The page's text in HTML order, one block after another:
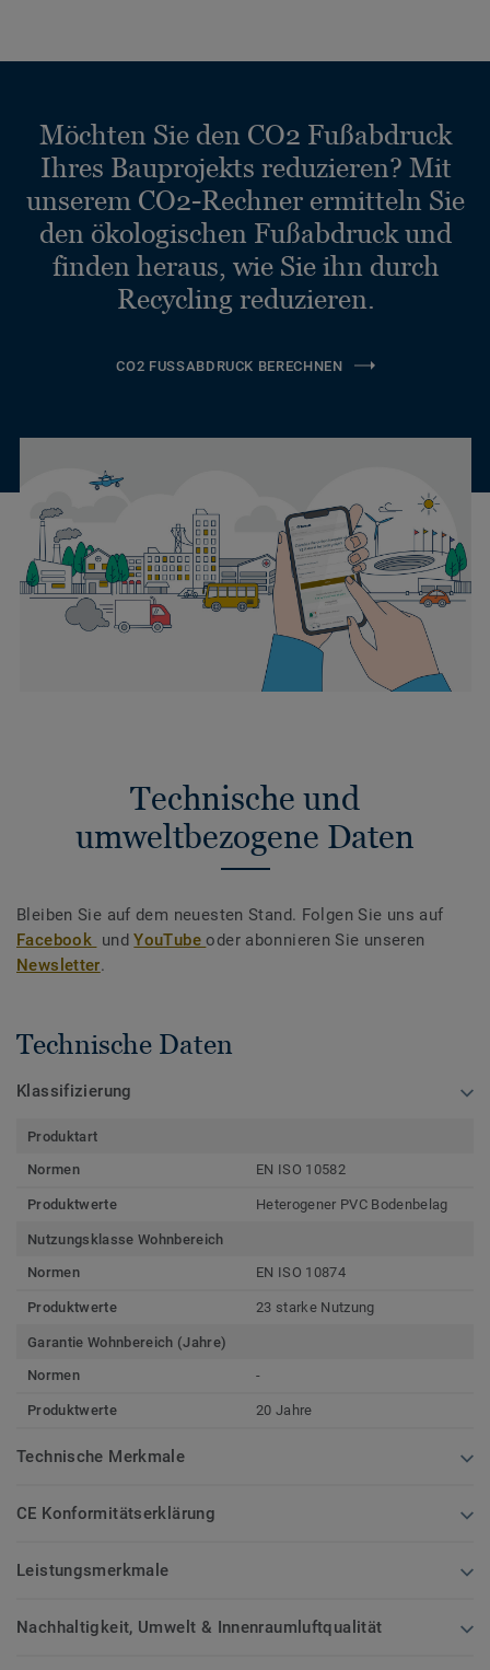
Möchten Sie den CO2 Fußabdruck
Ihres Bauprojekts reduzieren? Mit
unserem CO2-Rechner ermitteln Sie
den ökologischen Fußabdruck und
finden heraus, wie Sie ihn durch
Recycling reduzieren.
CO2 FUSSABDRUCK BERECHNEN
Technische und
umweltbezogene Daten
Bleiben Sie auf dem neuesten Stand. Folgen Sie uns auf
Facebook undYouTubeoder abonnieren Sie unseren
Newsletter.
Technische Daten
Klassifizierung
Produktart
Normen
EN ISO 10582
Produktwerte Heterogener PVC Bodenbelag
Nutzungsklasse Wohnbereich
Normen
EN ISO 10874
Produktwerte 23 starke Nutzung
Garantie Wohnbereich (Jahre)
Normen
-
Produktwerte 20 Jahre
Technische Merkmale
CE Konformitätserklärung
Leistungsmerkmale
Nachhaltigkeit, Umwelt & Innenraumluftqualität